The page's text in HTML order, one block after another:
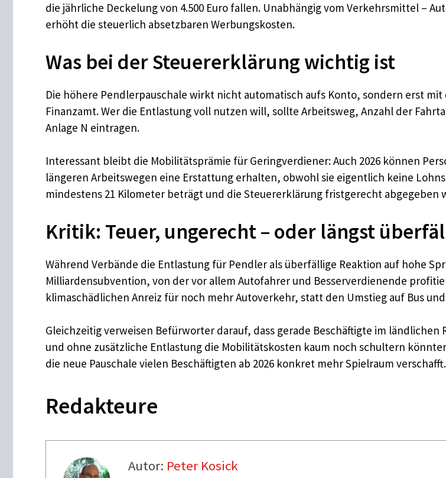
die jährliche Deckelung von 4.500 Euro fallen. Unabhängig vom Verkehrsmittel –
erhöht die steuerlich absetzbaren Werbungskosten.​
Was bei der Steuererklärung wichtig ist
Die höhere Pendlerpauschale wirkt nicht automatisch aufs Konto, sondern erst
Finanzamt. Wer die Entlastung voll nutzen will, sollte Arbeitsweg, Anzahl der
Anlage N eintragen.​
Interessant bleibt die Mobilitätsprämie für Geringverdiener: Auch 2026 können
längeren Arbeitswegen eine Erstattung erhalten, obwohl sie eigentlich keine
mindestens 21 Kilometer beträgt und die Steuererklärung fristgerecht abgegeben
Kritik: Teuer, ungerecht – oder längst
Während Verbände die Entlastung für Pendler als überfällige Reaktion auf hohe
Milliardensubvention, von der vor allem Autofahrer und Besserverdienende
klimaschädlichen Anreiz für noch mehr Autoverkehr, statt den Umstieg auf Bus
Gleichzeitig verweisen Befürworter darauf, dass gerade Beschäftigte im ländlichen
und ohne zusätzliche Entlastung die Mobilitätskosten kaum noch schultern
die neue Pauschale vielen Beschäftigten ab 2026 konkret mehr Spielraum verschafft.​
Redakteure
Autor: Peter Kosick